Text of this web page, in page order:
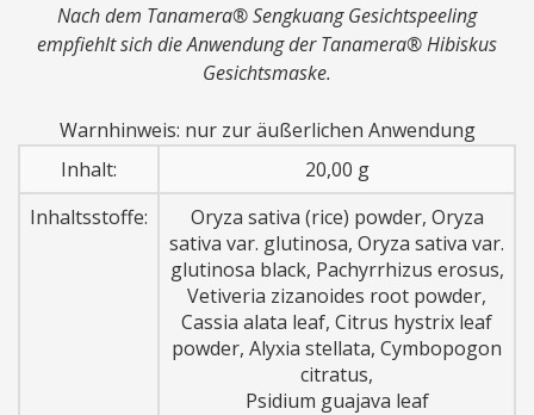
Nach dem Tanamera® Sengkuang Gesichtspeeling
empfiehlt sich die Anwendung der Tanamera® Hibiskus
Gesichtsmaske.
Warnhinweis: nur zur äußerlichen Anwendung
Inhalt:
20,00 g
Inhaltsstoffe:
Oryza sativa (rice) powder, Oryza
sativa var. glutinosa, Oryza sativa var.
glutinosa black, Pachyrrhizus erosus,
Vetiveria zizanoides root powder,
Cassia alata leaf, Citrus hystrix leaf
powder, Alyxia stellata, Cymbopogon
citratus,
Psidium guajava leaf